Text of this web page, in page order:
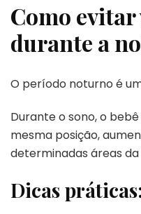
Como
durante a
O período noturno é
Durante o sono, o
mesma posição,
determinadas áreas
Dicas